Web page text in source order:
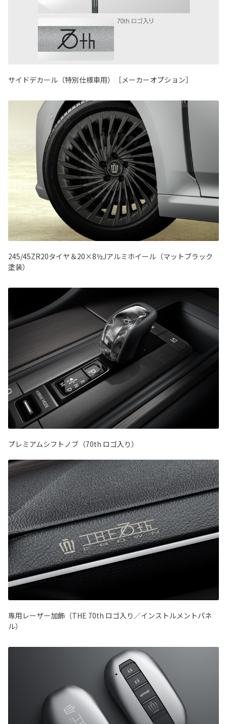
サイドデカール（特別仕様車用）［メーカーオプション］
245/45ZR20タイヤ＆20×8½Jアルミホイール（マットブラック
塗装）
プレミアムシフトノブ（70th ロゴ入り）
専用レーザー加飾（THE 70th ロゴ入り／インストルメントパネ
ル）